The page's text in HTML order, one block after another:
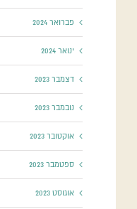
פברואר 2024
ינואר 2024
דצמבר 2023
נובמבר 2023
אוקטובר 2023
ספטמבר 2023
אוגוסט 2023